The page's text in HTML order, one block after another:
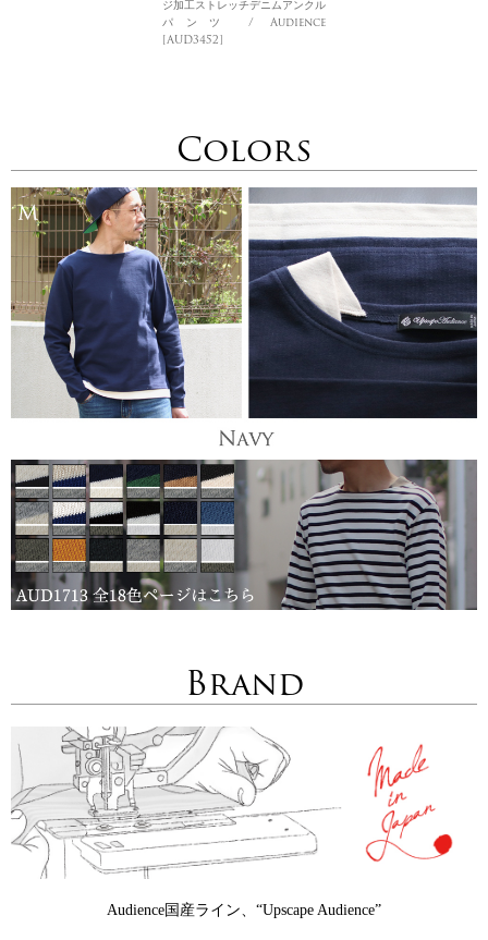
ジ加工ストレッチデニムアンクル
パンツ / Audience
[AUD3452]
Colors
Brand
Audience国産ライン、“Upscape Audience”